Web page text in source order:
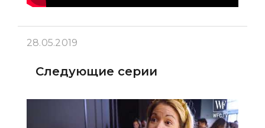
28.05.2019
Следующие серии